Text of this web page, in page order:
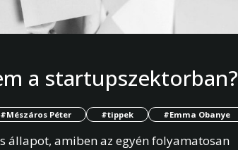
a startupszektorban?
#Mészáros Péter #tippek #Emma Obanye
állapot, amiben az egyén folyamatosan